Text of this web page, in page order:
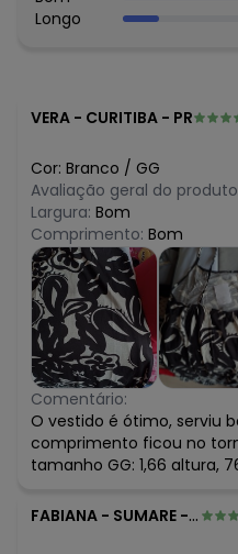
Longo
VERA - CURITIBA - PR
Cor: Branco / GG
Avaliação geral do
Largura: Bom
Comprimento: Bom
Comentário:
O vestido é ótimo, serviu
comprimento ficou no
tamanho GG: 1,66 altura,
FABIANA - SUMARE - SP